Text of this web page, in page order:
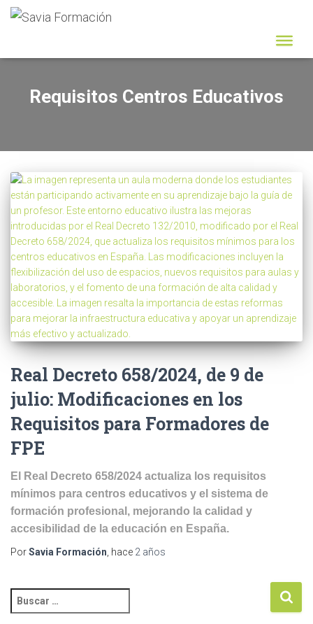
Requisitos Centros Educativos
Real Decreto 658/2024, de 9 de
julio: Modificaciones en los
Requisitos para Formadores de
FPE
El Real Decreto 658/2024 actualiza los requisitos
mínimos para centros educativos y el sistema de
formación profesional, mejorando la calidad y
accesibilidad de la educación en España.
PorSavia Formación , hace 2 años